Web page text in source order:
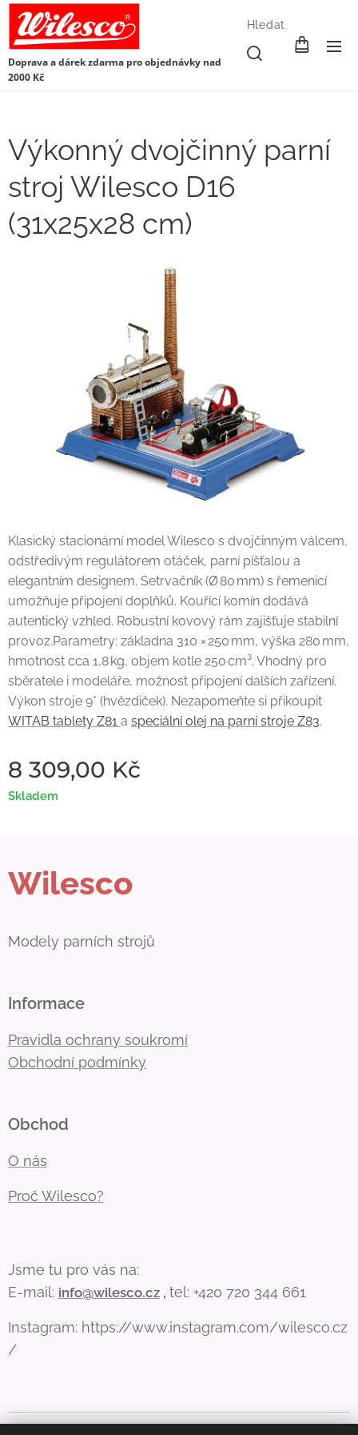
Doprava a dárek zdarma pro objednávky nad
2000 Kč
Hledat
Výkonný dvojčinný parní
stroj Wilesco D16
(31x25x28 cm)
Klasický stacionární model Wilesco s dvojčinným válcem,
odstředivým regulátorem otáček, parní píšťalou a
elegantním designem. Setrvačník (Ø 80 mm) s řemenicí
umožňuje připojení doplňků. Kouřící komín dodává
autentický vzhled. Robustní kovový rám zajišťuje stabilní
provoz.Parametry: základna 310 × 250 mm, výška 280 mm,
hmotnost cca 1,8 kg, objem kotle 250 cm³. Vhodný pro
sběratele i modeláře, možnost připojení dalších zařízení.
Výkon stroje 9* (hvězdiček). Nezapomeňte si přikoupit
WITAB tablety Z81 a speciální olej na parní stroje Z83.
8 309,00 Kč
Skladem
Wilesco
Modely parních strojů
Informace
Pravidla ochrany soukromí
Obchodní podmínky
Obchod
O nás
Proč Wilesco?
Jsme tu pro vás na:
E-mail: info@wilesco.cz , tel: +420 720 344 661
Instagram: https://www.instagram.com/wilesco.cz
/